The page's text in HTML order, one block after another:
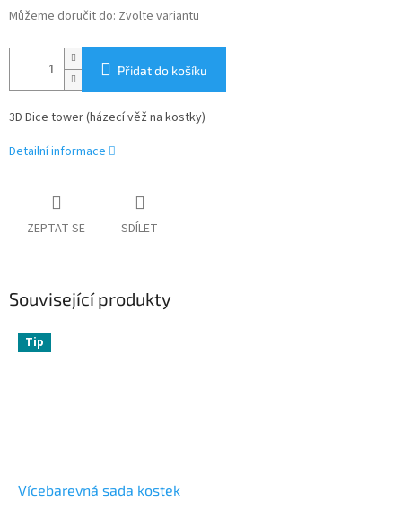
Můžeme doručit do: Zvolte variantu
Přidat do košíku
3D Dice tower (házecí věž na kostky)
Detailní informace
ZEPTAT SE SDÍLET
Související produkty
Tip
Vícebarevná sada kostek